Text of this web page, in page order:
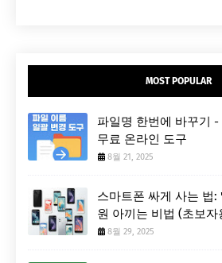
MOST POPULAR
파일명 한번에 바꾸기
무료 온라인 도구
8월 21, 2025
스마트폰 싸게 사는 법:
원 아끼는 비법 (초보자
8월 29, 2025